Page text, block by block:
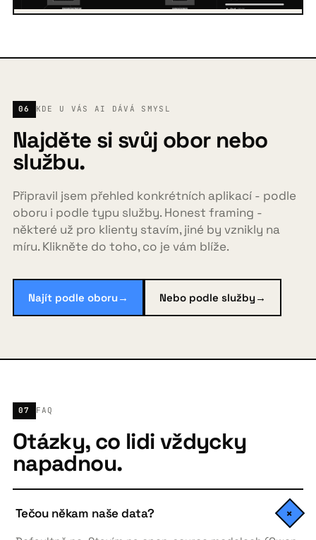
06 KDE U VÁS AI DÁVÁ SMYSL
Najděte si svůj obor nebo
službu.
Připravil jsem přehled konkrétních aplikací - podle
oboru i podle typu služby. Honest framing -
některé už pro klienty stavím, jiné by vznikly na
míru. Klikněte do toho, co je vám blíže.
Najít podle oboru→ Nebo podle služby→
07 FAQ
Otázky, co lidi vždycky
napadnou.
Tečou někam naše data? +